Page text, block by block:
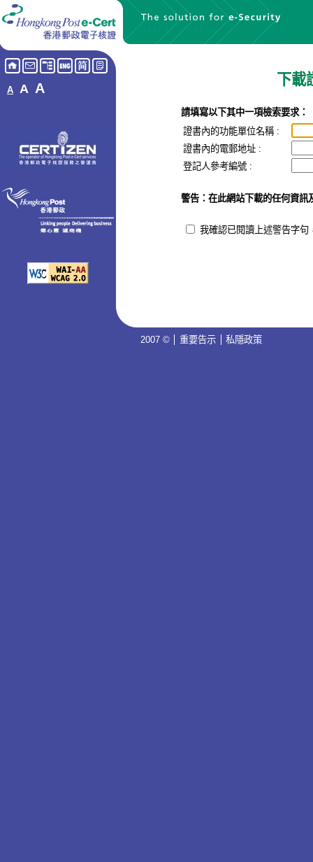
A A A 下載
請填寫以下其中一項檢索要求：
證書內的功能單位名稱:
證書內的電郵地址 :
登記人參考編號 :
警告：在此網站下載的任何資訊
我確認已閱讀上述警告字句
2007 © 重要告示 私隱政策